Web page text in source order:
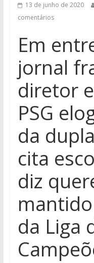
13 de junho de 2020
comentários
Em
jornal
diretor
PSG
da
cita
diz
da Liga